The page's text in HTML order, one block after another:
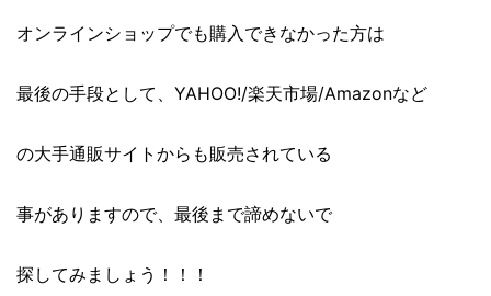
オンラインショップでも購入できなかった方は
最後の手段として、YAHOO!/楽天市場/Amazonなど
の大手通販サイトからも販売されている
事がありますので、最後まで諦めないで
探してみましょう！！！